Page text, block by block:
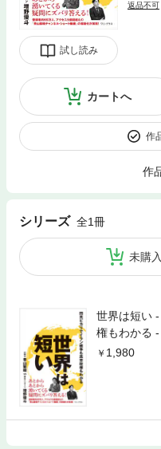
試し読み
返品不可
カートへ
作
作
シリーズ 全1冊
未購
世界は短い
権もわかる -
1,980